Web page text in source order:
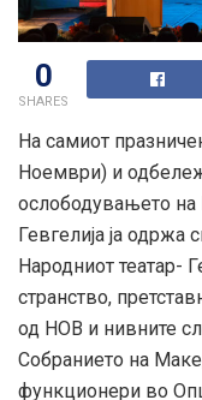
0
SHARES
На самиот
Ноември) и
ослободувањето на
Гевгелија ја одржа
Народниот театар-
странство,
од НОВ и нивните
Собранието на
функционери во